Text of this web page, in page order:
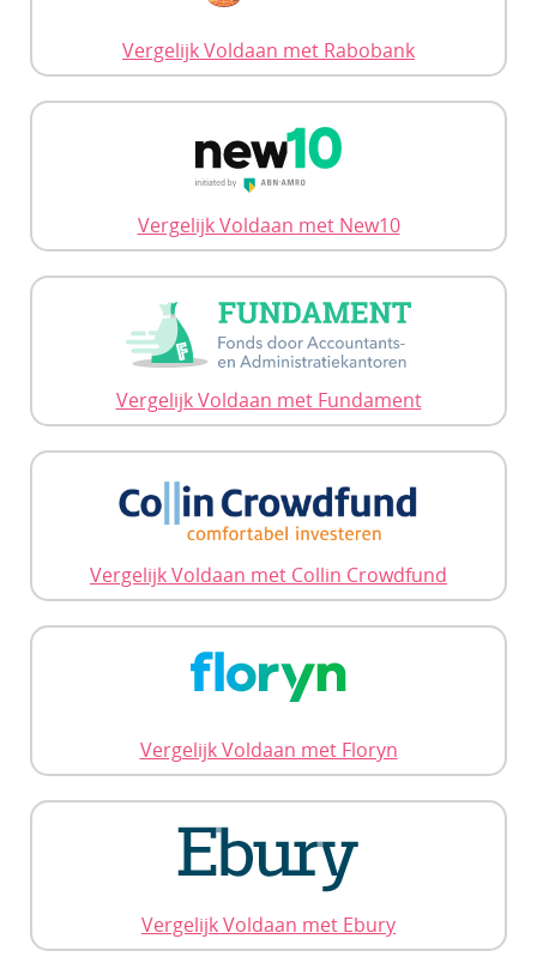
Vergelijk Voldaan met Rabobank
Vergelijk Voldaan met New10
Vergelijk Voldaan met Fundament
Vergelijk Voldaan met Collin Crowdfund
Vergelijk Voldaan met Floryn
Vergelijk Voldaan met Ebury